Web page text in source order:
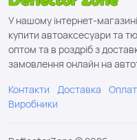
У нашому інтернет-
купити автоаксесуари та
оптом та в роздріб з
замовлення онлайн на
Контакти Доставка
Виробники